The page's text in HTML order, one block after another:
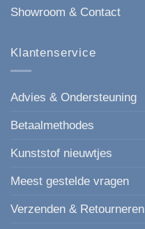
Showroom & Contact
Klantenservice
Advies & Ondersteuning
Betaalmethodes
Kunststof nieuwtjes
Meest gestelde vragen
Verzenden & Retourneren